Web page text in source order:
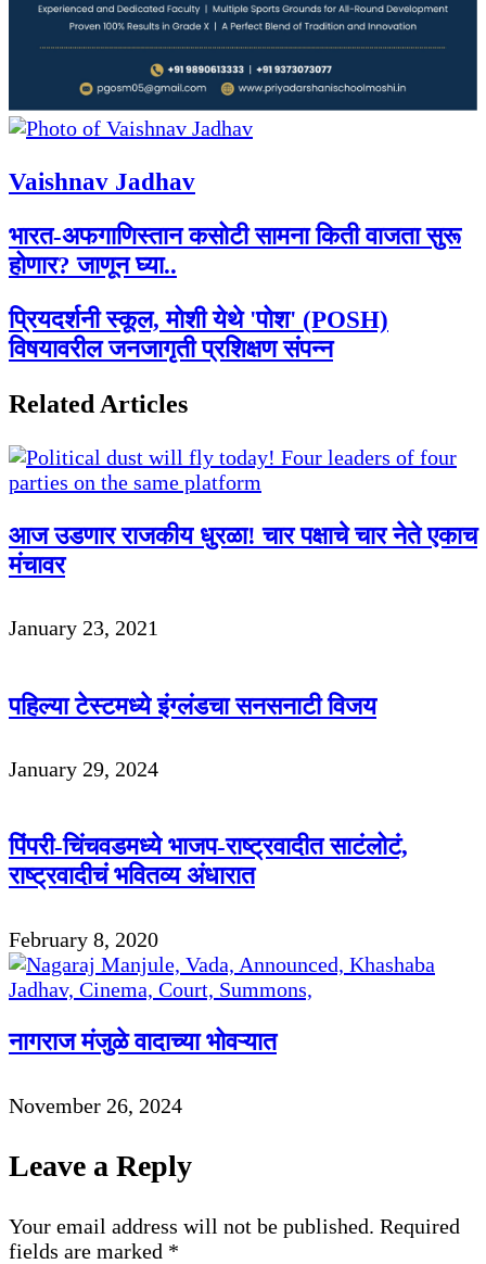
Vaishnav Jadhav
भारत-अफगाणिस्तान कसोटी सामना किती वाजता सुरू
होणार? जाणून घ्या..
प्रियदर्शनी स्कूल, मोशी येथे 'पोश' (POSH)
विषयावरील जनजागृती प्रशिक्षण संपन्न
Related Articles
आज उडणार राजकीय धुरळा! चार पक्षाचे चार नेते एकाच
मंचावर
January 23, 2021
पहिल्या टेस्टमध्ये इंग्लंडचा सनसनाटी विजय
January 29, 2024
पिंपरी-चिंचवडमध्ये भाजप-राष्ट्रवादीत साटंलोटं,
राष्ट्रवादीचं भवितव्य अंधारात
February 8, 2020
नागराज मंजुळे वादाच्या भोवऱ्यात
November 26, 2024
Leave a Reply
Your email address will not be published. Required
fields are marked *